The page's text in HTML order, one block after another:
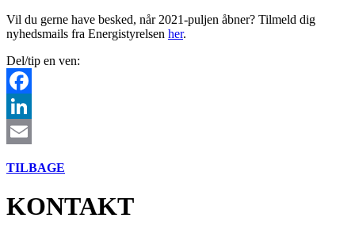
Vil du gerne have besked, når 2021-puljen åbner? Tilmeld dig
nyhedsmails fra Energistyrelsen her.
Del/tip en ven:
Facebook
LinkedIn
TILBAGE
KONTAKT